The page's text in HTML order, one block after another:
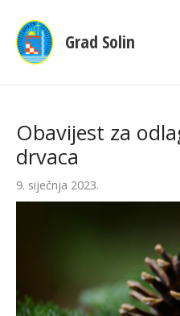
Grad Solin
Obavijest za
drvaca
9. siječnja 2023.